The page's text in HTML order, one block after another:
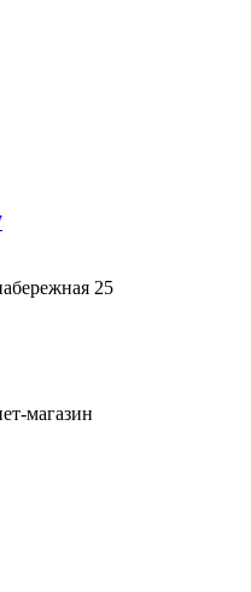
25
магазин